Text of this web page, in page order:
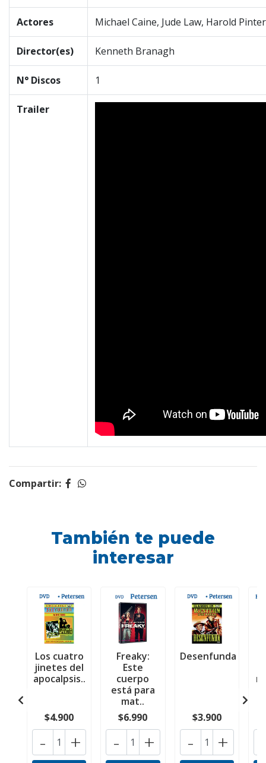
Actores Michael Caine, Jude Law, Harold
Director(es) Kenneth Branagh
N° Discos 1
Trailer
Compartir:
También te puede
interesar
Los cuatro
jinetes del
apocalpsis..
$4.900
+
-
Freaky:
Este
cuerpo
está para
mat..
$6.990
+
-
Desenfunda
$3.900
+
-